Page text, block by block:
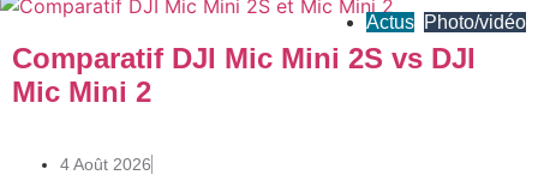
Actus Photo/vidéo
Comparatif DJI Mic Mini 2S vs DJI
Mic Mini 2
4 Août 2026